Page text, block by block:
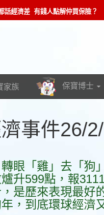
從業員協會(保協) 正式推出全
以及多姿多彩的人物專訪
話經濟差 有錢人點解仲買保險？
家族 保寶博士
事件26/
眼「雞」去「狗
升599點，報
是歷來表現最好
，到底環球經濟